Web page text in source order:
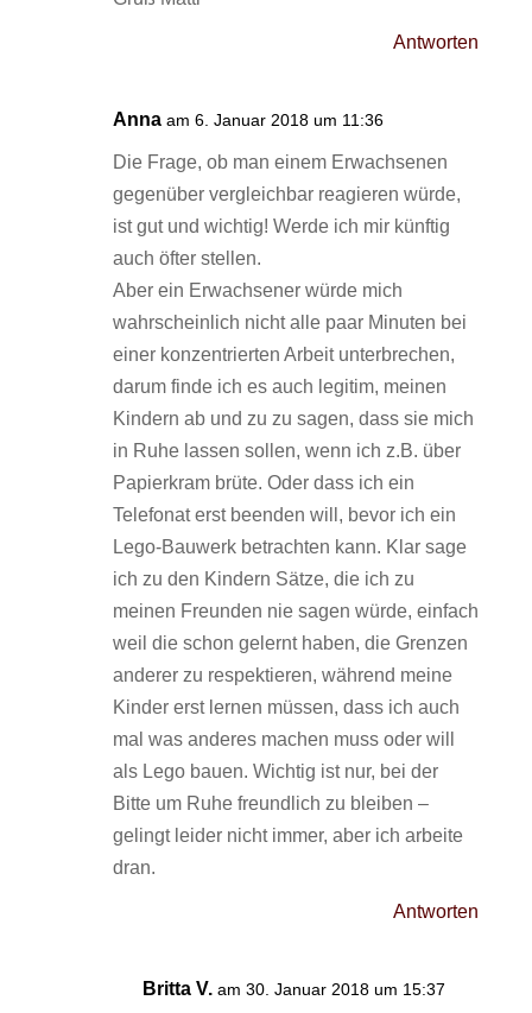
Antworten
Anna am 6. Januar 2018 um 11:36
Die Frage, ob man einem Erwachsenen
gegenüber vergleichbar reagieren würde,
ist gut und wichtig! Werde ich mir künftig
auch öfter stellen.
Aber ein Erwachsener würde mich
wahrscheinlich nicht alle paar Minuten bei
einer konzentrierten Arbeit unterbrechen,
darum finde ich es auch legitim, meinen
Kindern ab und zu zu sagen, dass sie mich
in Ruhe lassen sollen, wenn ich z.B. über
Papierkram brüte. Oder dass ich ein
Telefonat erst beenden will, bevor ich ein
Lego-Bauwerk betrachten kann. Klar sage
ich zu den Kindern Sätze, die ich zu
meinen Freunden nie sagen würde, einfach
weil die schon gelernt haben, die Grenzen
anderer zu respektieren, während meine
Kinder erst lernen müssen, dass ich auch
mal was anderes machen muss oder will
als Lego bauen. Wichtig ist nur, bei der
Bitte um Ruhe freundlich zu bleiben –
gelingt leider nicht immer, aber ich arbeite
dran.
Antworten
Britta V. am 30. Januar 2018 um 15:37